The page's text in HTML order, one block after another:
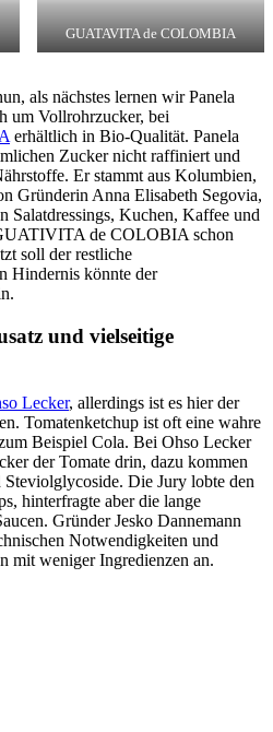
GUATAVITA de COLOMBIA
als nächstes lernen wir Panela
um Vollrohrzucker, bei
erhältlich in Bio-Qualität. Panela
Zucker nicht raffiniert und
Er stammt aus Kolumbien,
Gründerin Anna Elisabeth Segovia,
Salatdressings, Kuchen, Kaffee und
de COLOBIA schon
soll der restliche
Hindernis könnte der
und vielseitige
Lecker, allerdings ist es hier der
Tomatenketchup ist oft eine wahre
Beispiel Cola. Bei Ohso Lecker
der Tomate drin, dazu kommen
Die Jury lobte den
hinterfragte aber die lange
Gründer Jesko Dannemann
Notwendigkeiten und
mit weniger Ingredienzen an.